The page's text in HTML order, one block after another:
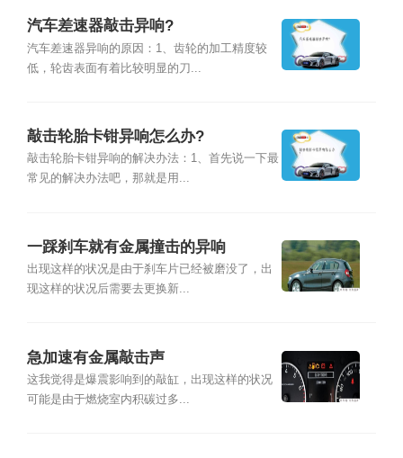
汽车差速器敲击异响?
汽车差速器异响的原因：1、齿轮的加工精度较
低，轮齿表面有着比较明显的刀...
敲击轮胎卡钳异响怎么办?
敲击轮胎卡钳异响的解决办法：1、首先说一下最
常见的解决办法吧，那就是用...
一踩刹车就有金属撞击的异响
出现这样的状况是由于刹车片已经被磨没了，出
现这样的状况后需要去更换新...
急加速有金属敲击声
这我觉得是爆震影响到的敲缸，出现这样的状况
可能是由于燃烧室内积碳过多...